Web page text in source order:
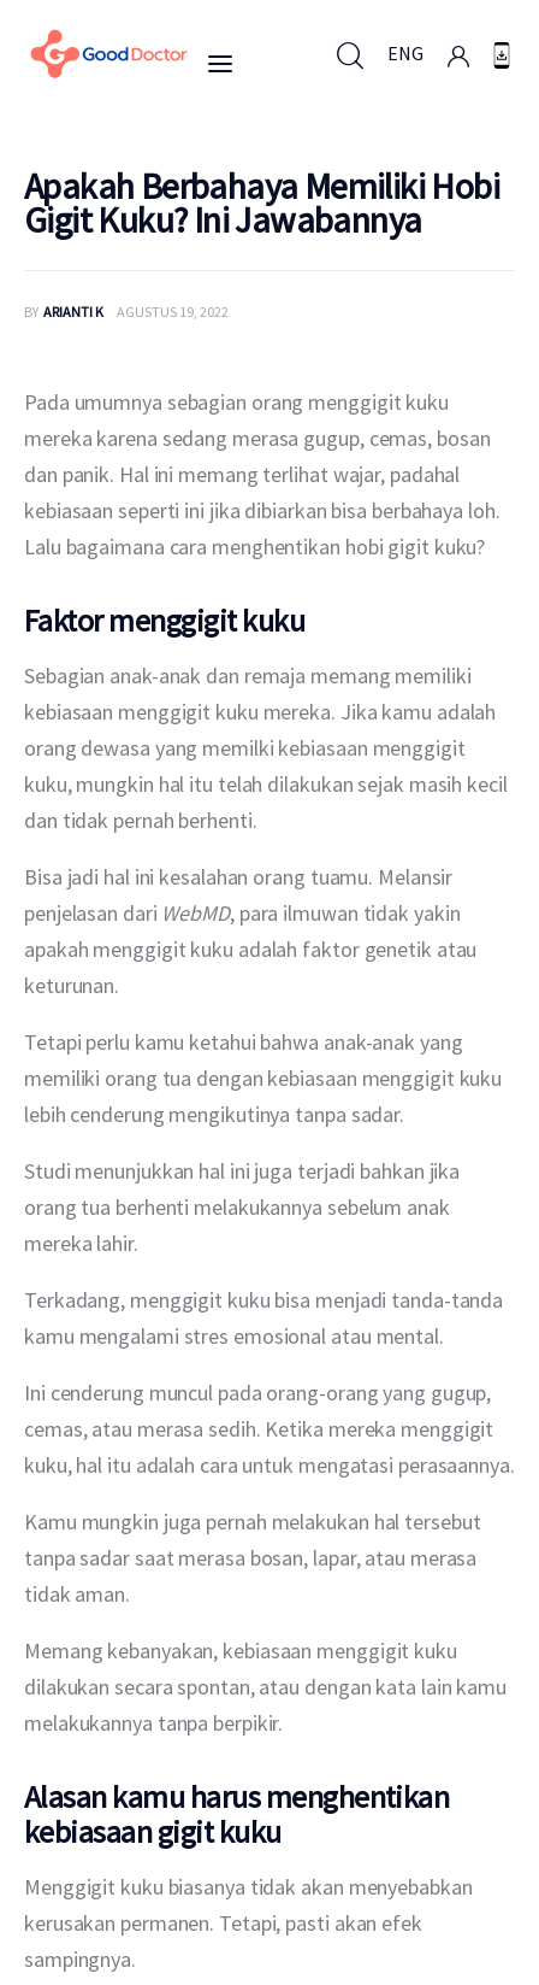
ENG
ENG
Mengapa Good Doctor
Berita
Layanan
Apakah Berbahaya Memiliki Hobi
Gigit Kuku? Ini Jawabannya
BY ARIANTI K AGUSTUS 19, 2022
Pada umumnya sebagian orang menggigit kuku
mereka karena sedang merasa gugup, cemas, bosan
dan panik. Hal ini memang terlihat wajar, padahal
kebiasaan seperti ini jika dibiarkan bisa berbahaya loh.
Lalu bagaimana cara menghentikan hobi gigit kuku?
Faktor menggigit kuku
Sebagian anak-anak dan remaja memang memiliki
kebiasaan menggigit kuku mereka. Jika kamu adalah
orang dewasa yang memilki kebiasaan menggigit
kuku, mungkin hal itu telah dilakukan sejak masih kecil
dan tidak pernah berhenti.
Bisa jadi hal ini kesalahan orang tuamu. Melansir
penjelasan dari WebMD, para ilmuwan tidak yakin
apakah menggigit kuku adalah faktor genetik atau
keturunan.
Tetapi perlu kamu ketahui bahwa anak-anak yang
memiliki orang tua dengan kebiasaan menggigit kuku
lebih cenderung mengikutinya tanpa sadar.
Studi menunjukkan hal ini juga terjadi bahkan jika
orang tua berhenti melakukannya sebelum anak
mereka lahir.
Terkadang, menggigit kuku bisa menjadi tanda-tanda
kamu mengalami stres emosional atau mental.
Ini cenderung muncul pada orang-orang yang gugup,
cemas, atau merasa sedih. Ketika mereka menggigit
kuku, hal itu adalah cara untuk mengatasi perasaannya.
Kamu mungkin juga pernah melakukan hal tersebut
tanpa sadar saat merasa bosan, lapar, atau merasa
tidak aman.
Memang kebanyakan, kebiasaan menggigit kuku
dilakukan secara spontan, atau dengan kata lain kamu
melakukannya tanpa berpikir.
Alasan kamu harus menghentikan
kebiasaan gigit kuku
Menggigit kuku biasanya tidak akan menyebabkan
kerusakan permanen. Tetapi, pasti akan efek
sampingnya.